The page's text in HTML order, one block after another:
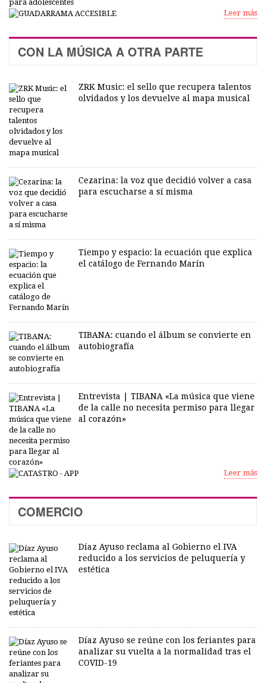
Leer más
CON LA MÚSICA A OTRA PARTE
ZRK Music: el sello que recupera talentos
olvidados y los devuelve al mapa musical
Cezarina: la voz que decidió volver a casa
para escucharse a sí misma
Tiempo y espacio: la ecuación que explica
el catálogo de Fernando Marín
TIBANA: cuando el álbum se convierte en
autobiografía
Entrevista | TIBANA «La música que viene
de la calle no necesita permiso para llegar
al corazón»
Leer más
COMERCIO
Díaz Ayuso reclama al Gobierno el IVA
reducido a los servicios de peluquería y
estética
Díaz Ayuso se reúne con los feriantes para
analizar su vuelta a la normalidad tras el
COVID-19